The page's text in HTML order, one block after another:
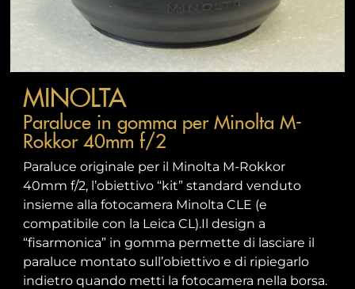
MINOLTA
Paraluce in gomma per Minolta M-
Rokkor 40mm f/2
Paraluce originale per il Minolta M-Rokkor
40mm f/2, l’obiettivo “kit” standard venduto
insieme alla fotocamera Minolta CLE (e
compatibile con la Leica CL).Il design a
“fisarmonica” in gomma permette di lasciare il
paraluce montato sull’obiettivo e di ripiegarlo
indietro quando metti la fotocamera nella borsa.